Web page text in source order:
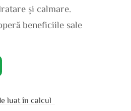
și calmare.
beneficiile sale
luat în calcul